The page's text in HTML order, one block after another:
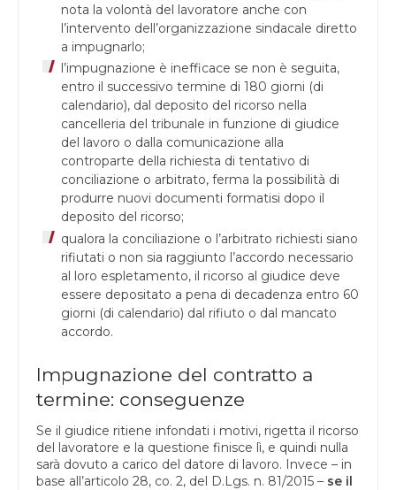
nota la volontà del lavoratore anche con
l’intervento dell’organizzazione sindacale diretto
a impugnarlo;
l’impugnazione è inefficace se non è seguita,
entro il successivo termine di 180 giorni (di
calendario), dal deposito del ricorso nella
cancelleria del tribunale in funzione di giudice
del lavoro o dalla comunicazione alla
controparte della richiesta di tentativo di
conciliazione o arbitrato, ferma la possibilità di
produrre nuovi documenti formatisi dopo il
deposito del ricorso;
qualora la conciliazione o l’arbitrato richiesti siano
rifiutati o non sia raggiunto l’accordo necessario
al loro espletamento, il ricorso al giudice deve
essere depositato a pena di decadenza entro 60
giorni (di calendario) dal rifiuto o dal mancato
accordo.
Impugnazione del contratto a
termine: conseguenze
Se il giudice ritiene infondati i motivi, rigetta il ricorso
del lavoratore e la questione finisce lì, e quindi nulla
sarà dovuto a carico del datore di lavoro. Invece – in
base all’articolo 28, co. 2, del D.Lgs. n. 81/2015 – se il